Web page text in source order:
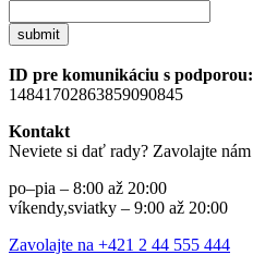
submit
ID pre komunikáciu s podporou:
14841702863859090845
Kontakt
Neviete si dať rady? Zavolajte nám
po–pia – 8:00 až 20:00
víkendy,sviatky – 9:00 až 20:00
Zavolajte na +421 2 44 555 444